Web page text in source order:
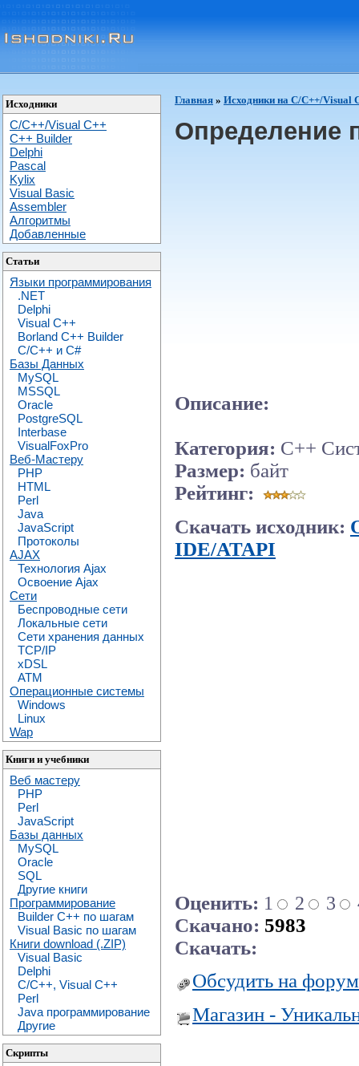
Исходники
C/C++/Visual C++
С++ Builder
Delphi
Pascal
Kylix
Visual Basic
Assembler
Алгоритмы
Добавленные
Статьи
Языки программирования
.NET
Delphi
Visual C++
Borland C++ Builder
C/С++ и C#
Базы Данных
MySQL
MSSQL
Oracle
PostgreSQL
Interbase
VisualFoxPro
Веб-Мастеру
PHP
HTML
Perl
Java
JavaScript
Протоколы
AJAX
Технология Ajax
Освоение Ajax
Сети
Беспроводные сети
Локальные сети
Сети хранения данных
TCP/IP
xDSL
ATM
Операционные системы
Windows
Linux
Wap
Книги и учебники
Веб мастеру
PHP
Perl
JavaScript
Базы данных
MySQL
Oracle
SQL
Другие книги
Программирование
Builder C++ по шагам
Visual Basic по шагам
Книги download (.ZIP)
Visual Basic
Delphi
C/C++, Visual C++
Perl
Java программирование
Другие
Скрипты
Главная » Исходники на C/C++/Visual
Определение
Описание:
Категория: C++
Размер: байт
Рейтинг:
Скачать исходник:
IDE/ATAPI
Оценить: 1 2 3
Скачано: 5983
Скачать:
Обсудить на
Магазин -